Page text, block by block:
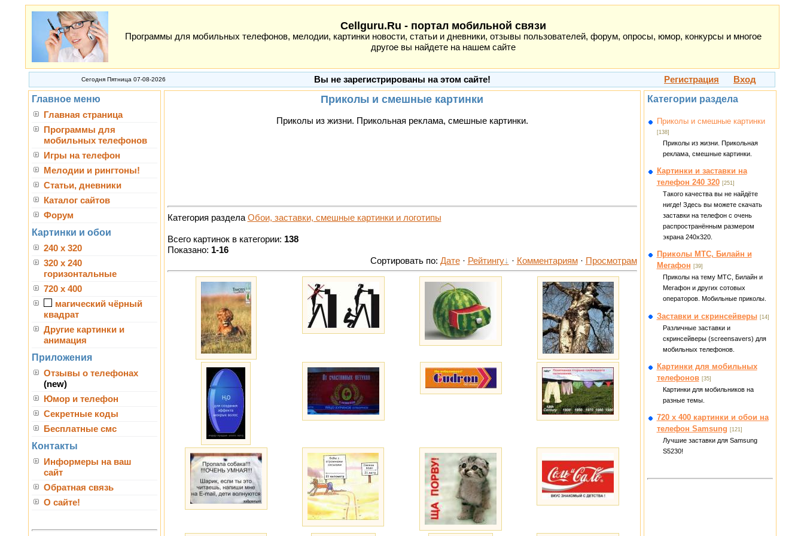
Cellguru.Ru - портал мобильной связи
Программы для мобильных телефонов, мелодии, картинки новости, статьи и дневники, отзывы пользователей, форум, опросы, юмор, конкурсы и многое
другое вы найдете на нашем сайте
Сегодня Пятница 07-08-2026 Вы не зарегистрированы на этом сайте! Регистрация Вход
Главное меню
Главная страница
Программы для
мобильных телефонов
Игры на телефон
Мелодии и рингтоны!
Статьи, дневники
Каталог сайтов
Форум
Картинки и обои
240 x 320
320 x 240
горизонтальные
720 x 400
магический чёрный
квадрат
Другие картинки и
анимация
Приложения
Отзывы о телефонах
(new)
Юмор и телефон
Секретные коды
Бесплатные смс
Контакты
Информеры на ваш
сайт
Обратная связь
О сайте!
Приколы и смешные картинки
Приколы из жизни. Прикольная реклама, смешные картинки.
Категория раздела Обои, заставки, смешные картинки и логотипы
Всего картинок в категории: 138
Показано: 1-16
Сортировать по: Дате· Рейтингу · Комментариям· Просмотрам
Категории раздела
Приколы и смешные картинки
[138]
Приколы из жизни. Прикольная
реклама, смешные картинки.
Картинки и заставки на
телефон 240 320 [251]
Такого качества вы не найдёте
нигде! Здесь вы можете скачать
заставки на телефон с очень
распространённым размером
экрана 240x320.
Приколы МТС, Билайн и
Мегафон [39]
Приколы на тему МТС, Билайн и
Мегафон и других сотовых
операторов. Мобильные приколы.
Заставки и скринсейверы [14]
Различные заставки и
скринсейверы (screensavers) для
мобильных телефонов.
Картинки для мобильных
телефонов [35]
Картинки для мобильников на
разные темы.
720 x 400 картинки и обои на
телефон Samsung [121]
Лучшие заставки для Samsung
S5230!